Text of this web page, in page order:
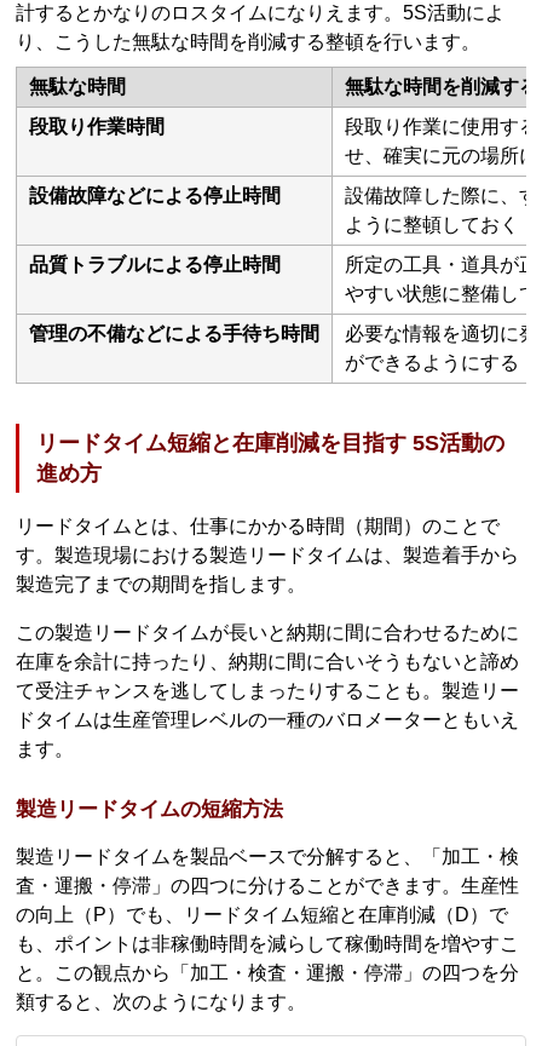
計するとかなりのロスタイムになりえます。5S活動によ
り、こうした無駄な時間を削減する整頓を行います。
無駄な時間
無駄な時間を削減す
段取り作業時間
段取り作業に使用す
せ、確実に元の場所
設備故障などによる停止時間
設備故障した際に、
ように整頓しておく
品質トラブルによる停止時間
所定の工具・道具が
やすい状態に整備し
管理の不備などによる手待ち時間
必要な情報を適切に
ができるようにする
リードタイム短縮と在庫削減を目指す 5S活動の
進め方
リードタイムとは、仕事にかかる時間（期間）のことで
す。製造現場における製造リードタイムは、製造着手から
製造完了までの期間を指します。
この製造リードタイムが長いと納期に間に合わせるために
在庫を余計に持ったり、納期に間に合いそうもないと諦め
て受注チャンスを逃してしまったりすることも。製造リー
ドタイムは生産管理レベルの一種のバロメーターともいえ
ます。
製造リードタイムの短縮方法
製造リードタイムを製品ベースで分解すると、「加工・検
査・運搬・停滞」の四つに分けることができます。生産性
の向上（P）でも、リードタイム短縮と在庫削減（D）で
も、ポイントは非稼働時間を減らして稼働時間を増やすこ
と。この観点から「加工・検査・運搬・停滞」の四つを分
類すると、次のようになります。